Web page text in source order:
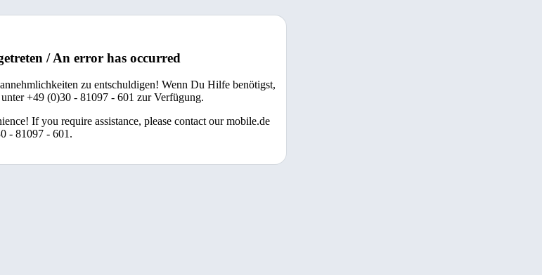
/ An error has occurred
zu entschuldigen! Wenn Du Hilfe benötigst,
+49 (0)30 - 81097 - 601 zur Verfügung.
If you require assistance, please contact our mobile.de
- 81097 - 601.